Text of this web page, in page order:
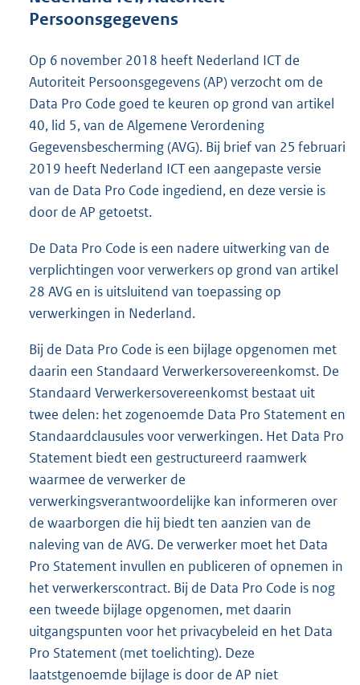
t
t
:
2
5
b
Persoonsgegevens
Op 6 november 2018 heeft Nederland ICT de
Autoriteit Persoonsgegevens (AP) verzocht om de
Data Pro Code goed te keuren op grond van artikel
40, lid 5, van de Algemene Verordening
Gegevensbescherming (AVG). Bij brief van 25 februari
2019 heeft Nederland ICT een aangepaste versie
van de Data Pro Code ingediend, en deze versie is
door de AP getoetst.
De Data Pro Code is een nadere uitwerking van de
verplichtingen voor verwerkers op grond van artikel
28 AVG en is uitsluitend van toepassing op
verwerkingen in Nederland.
Bij de Data Pro Code is een bijlage opgenomen met
daarin een Standaard Verwerkersovereenkomst. De
Standaard Verwerkersovereenkomst bestaat uit
twee delen: het zogenoemde Data Pro Statement en
Standaardclausules voor verwerkingen. Het Data Pro
Statement biedt een gestructureerd raamwerk
waarmee de verwerker de
verwerkingsverantwoordelijke kan informeren over
de waarborgen die hij biedt ten aanzien van de
naleving van de AVG. De verwerker moet het Data
Pro Statement invullen en publiceren of opnemen in
het verwerkerscontract. Bij de Data Pro Code is nog
een tweede bijlage opgenomen, met daarin
uitgangspunten voor het privacybeleid en het Data
Pro Statement (met toelichting). Deze
laatstgenoemde bijlage is door de AP niet